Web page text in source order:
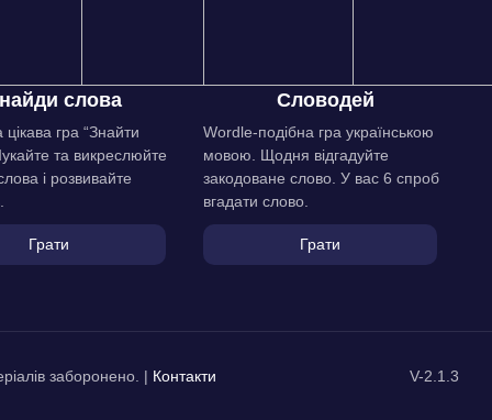
слова
гра “Знайти
та викреслюйте
і розвивайте
Грати
Словодей
Wordle-подібна гра українською
мовою. Щодня відгадуйте
закодоване слово. У вас 6 спроб
вгадати слово.
Грати
заборонено. | Контакти V-2.1.3